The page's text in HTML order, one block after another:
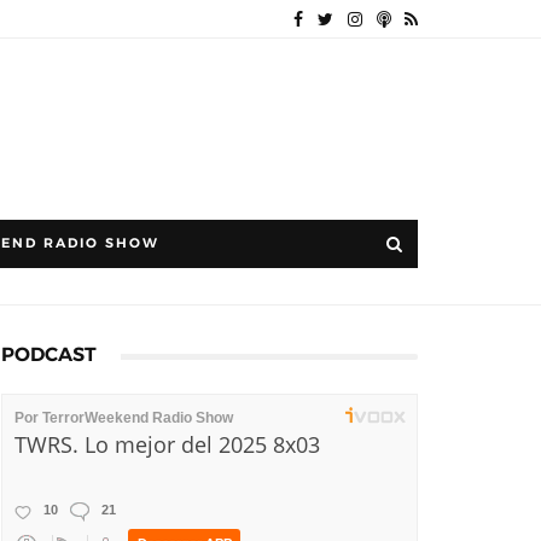
RADIO SHOW
PODCAST